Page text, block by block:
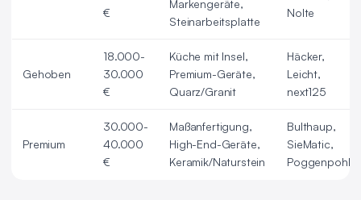
€
Markengeräte,
Steinarbeitsplatte
Nolte
Gehoben
18.000-
30.000
€
Küche mit Insel,
Premium-Geräte,
Quarz/Granit
Häcker,
Leicht,
next125
Premium
30.000-
40.000
€
Maßanfertigung,
High-End-Geräte,
Keramik/Naturstein
Bulthaup,
SieMatic,
Poggenpohl